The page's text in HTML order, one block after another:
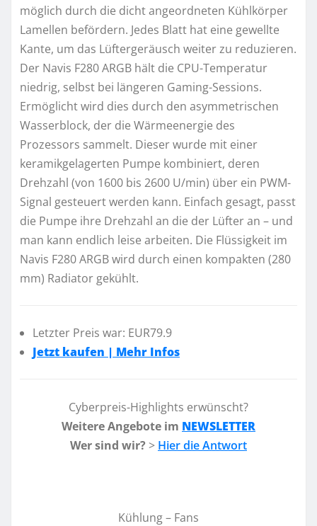
möglich durch die dicht angeordneten Kühlkörper
Lamellen befördern. Jedes Blatt hat eine gewellte
Kante, um das Lüftergeräusch weiter zu reduzieren.
Der Navis F280 ARGB hält die CPU-Temperatur
niedrig, selbst bei längeren Gaming-Sessions.
Ermöglicht wird dies durch den asymmetrischen
Wasserblock, der die Wärmeenergie des
Prozessors sammelt. Dieser wurde mit einer
keramikgelagerten Pumpe kombiniert, deren
Drehzahl (von 1600 bis 2600 U/min) über ein PWM-
Signal gesteuert werden kann. Einfach gesagt, passt
die Pumpe ihre Drehzahl an die der Lüfter an – und
man kann endlich leise arbeiten. Die Flüssigkeit im
Navis F280 ARGB wird durch einen kompakten (280
mm) Radiator gekühlt.
Letzter Preis war: EUR79.9
Jetzt kaufen | Mehr Infos
Cyberpreis-Highlights erwünscht?
Weitere Angebote im NEWSLETTER
Wer sind wir? > Hier die Antwort
Kühlung – Fans